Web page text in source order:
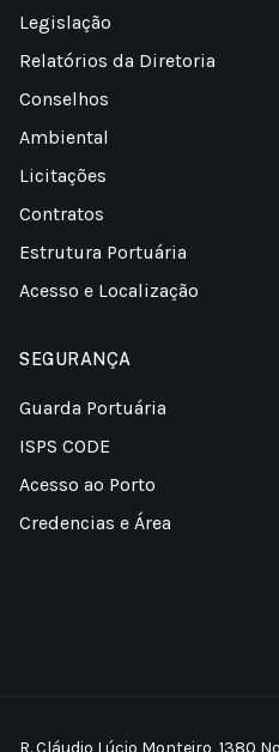
Legislação
Relatórios da Diretoria
Conselhos
Ambiental
Licitações
Contratos
Estrutura Portuária
Acesso e Localização
SEGURANÇA
Guarda Portuária
ISPS CODE
Acesso ao Porto
Credencias e Área
R. Cláudio Lúcio Monteiro, 1380